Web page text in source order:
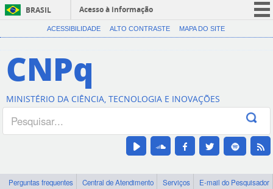
BRASIL
Acesso à informação
CORONAVÍRUS (COVID-19)
Canais
ACESSIBILIDADE ALTO CONTRASTE MAPA DO SITE
CNPq
MINISTÉRIO DA CIÊNCIA, TECNOLOGIA E INOVAÇÕES
Perguntas frequentes Central de Atendimento Serviços
E-mail do Pesquisador